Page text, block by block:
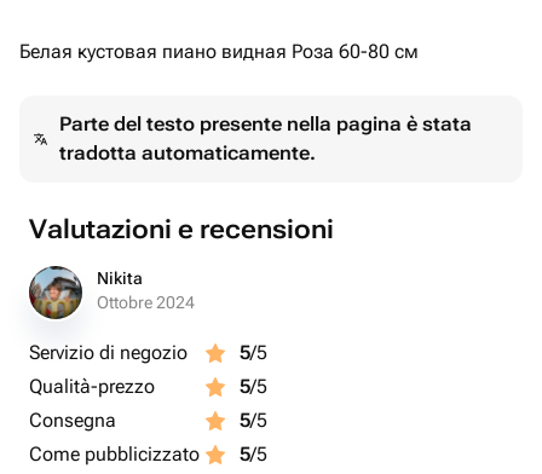
Белая кустовая пиано видная Роза 60-80 см ￼
Parte del testo presente nella pagina è stata
tradotta automaticamente.
Valutazioni e recensioni
Nikita
Ottobre 2024
Servizio di negozio 5/5
Qualità-prezzo
5/5
Consegna
5/5
Come pubblicizzato
5/5